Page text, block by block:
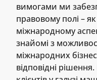
вимогами ми
правовому полі –
міжнародному
знайомі з
міжнародних
відповідні